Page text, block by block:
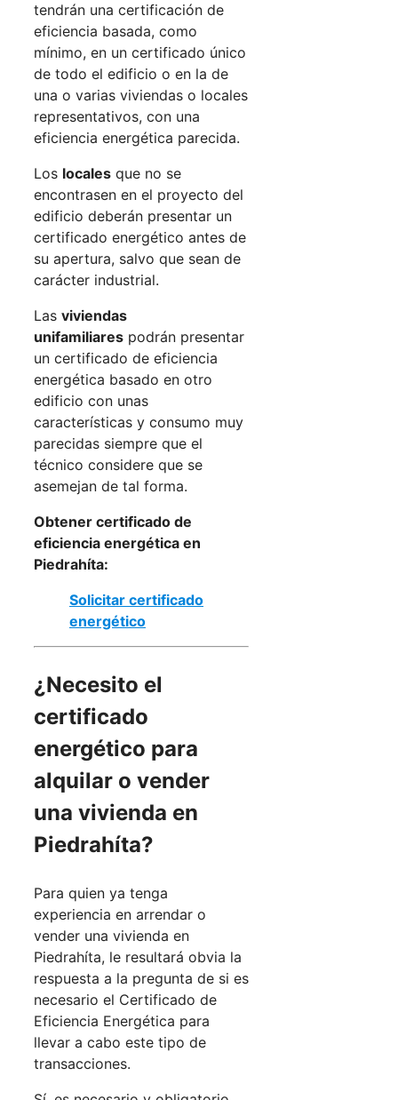
tendrán una certificación de
eficiencia basada, como
mínimo, en un certificado único
de todo el edificio o en la de
una o varias viviendas o locales
representativos, con una
eficiencia energética parecida.
Los locales que no se
encontrasen en el proyecto del
edificio deberán presentar un
certificado energético antes de
su apertura, salvo que sean de
carácter industrial.
Las viviendas
unifamiliares podrán presentar
un certificado de eficiencia
energética basado en otro
edificio con unas
características y consumo muy
parecidas siempre que el
técnico considere que se
asemejan de tal forma.
Obtener certificado de
eficiencia energética en
Piedrahíta:
Solicitar certificado
energético
¿Necesito el
certificado
energético para
alquilar o vender
una vivienda en
Piedrahíta?
Para quien ya tenga
experiencia en arrendar o
vender una vivienda en
Piedrahíta, le resultará obvia la
respuesta a la pregunta de si es
necesario el Certificado de
Eficiencia Energética para
llevar a cabo este tipo de
transacciones.